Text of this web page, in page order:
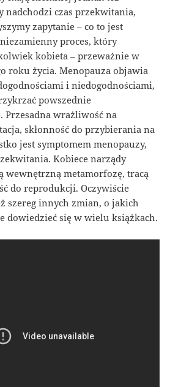
nadchodzi czas przekwitania,
zapytanie – co to jest
proces, który
kobieta – przeważnie w
roku życia. Menopauza objawia
i niedogodnościami,
powszednie
wrażliwość na
skłonność do przybierania na
jest symptomem menopauzy,
Kobiece narządy
wewnętrzną metamorfozę, tracą
do reprodukcji. Oczywiście
szereg innych zmian, o jakich
dowiedzieć się w wielu książkach.